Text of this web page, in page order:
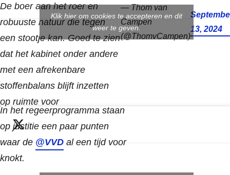
De boer aan het roer en
robuuste natuur die tegen
een stootje kan. Goed te zien
dat het kabinet onder andere
met een afrekenbare
stoffenbalans blijft inzetten
op ruimte voor
ondernemerschap. (1/9)
— Thom van
Campen
(@ThomvCampen)
13, 2024
Klik hier om cookies te accepteren en dit
weer te geven.
In het regeerprogramma staan
op justitie een paar punten
waar de @VVD al een tijd voor
knokt.